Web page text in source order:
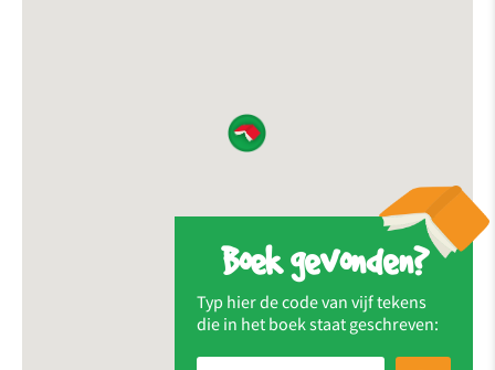
Boek gevonden?
Typ hier de code van vijf tekens
die in het boek staat geschreven: